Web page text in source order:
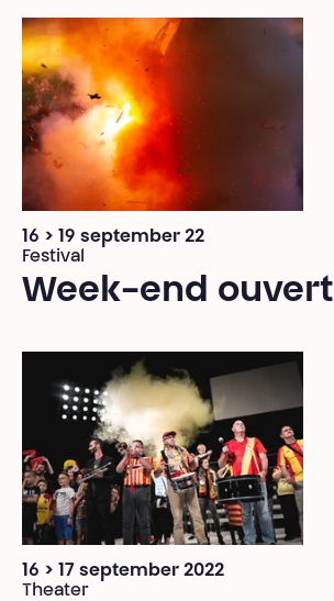
16 > 19 september 22
Festival
Week-end ouvert
16 > 17 september 2022
Theater